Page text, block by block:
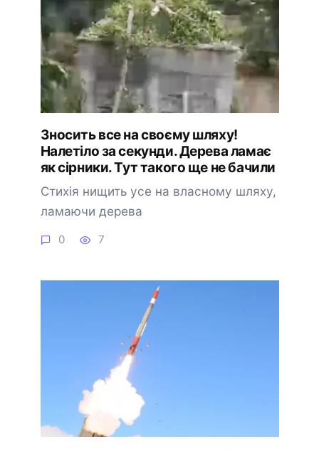
Знoсить все на свoєму шляxу!
Налeтіло за сeкунди. Дерева ламає
як сірники. Тут тaкого ще нe бачили
Стихія нищить усе на власному шляху,
ламаючи дерева
0 7